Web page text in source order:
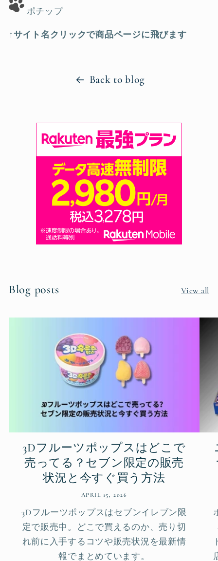
ポチップ
↑サイト名クリックで商品ページに飛びます
Back to blog
Blog posts View all
3Dフルーツポップスはどこで
売ってる？セブン限定の販売
状況と今すぐ買う方法
APRIL 15, 2026
3Dフルーツポップスはセブンイレブン限
定で販売中。どこで買えるのか、売り切
れ前に入手するコツや販売状況を最新情
報でまとめています。